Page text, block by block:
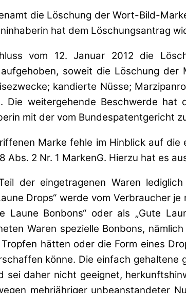
die Löschung der Wort-Bild-
hat dem Löschungsantrag
vom 12. Januar 2012 die
soweit die Löschung der
kandierte Nüsse;
weitergehende Beschwerde hat
mit der vom Bundespatentgericht
Marke fehle im Hinblick auf
2 Nr. 1 MarkenG. Hierzu hat es
der eingetragenen Waren
Drops“ werde vom Verbraucher
Bonbons“ oder als „Gute
Waren spezielle Bonbons,
hätten oder die Form eines
könne. Die einfach
daher nicht geeignet,
mehrjähriger unbeanstandeter